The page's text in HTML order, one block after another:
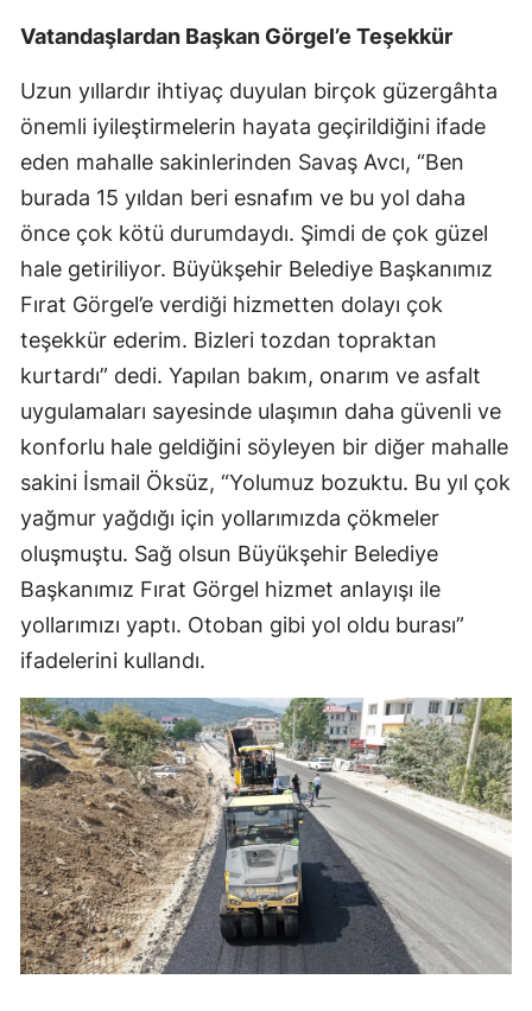
Vatandaşlardan Başkan Görgel’e Teşekkür
Uzun yıllardır ihtiyaç duyulan birçok güzergâhta
önemli iyileştirmelerin hayata geçirildiğini ifade
eden mahalle sakinlerinden Savaş Avcı, “Ben
burada 15 yıldan beri esnafım ve bu yol daha
önce çok kötü durumdaydı. Şimdi de çok güzel
hale getiriliyor. Büyükşehir Belediye Başkanımız
Fırat Görgel’e verdiği hizmetten dolayı çok
teşekkür ederim. Bizleri tozdan topraktan
kurtardı” dedi. Yapılan bakım, onarım ve asfalt
uygulamaları sayesinde ulaşımın daha güvenli ve
konforlu hale geldiğini söyleyen bir diğer mahalle
sakini İsmail Öksüz, “Yolumuz bozuktu. Bu yıl çok
yağmur yağdığı için yollarımızda çökmeler
oluşmuştu. Sağ olsun Büyükşehir Belediye
Başkanımız Fırat Görgel hizmet anlayışı ile
yollarımızı yaptı. Otoban gibi yol oldu burası”
ifadelerini kullandı.